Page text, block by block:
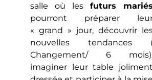
salle où lesfuturs mariés
pourront préparer
« grand » jour, découvrir
nouvelles tendances
Changement/ 6
imaginer leur table joliment